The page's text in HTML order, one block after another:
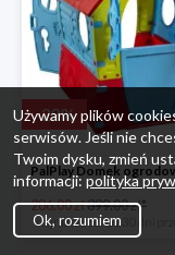
-28%
286.00 zł399.00 zł*
Używamy plików
serwisów. Jeśli nie
Twoim dysku, zmień
informacji:polityka
Ok, rozumiem